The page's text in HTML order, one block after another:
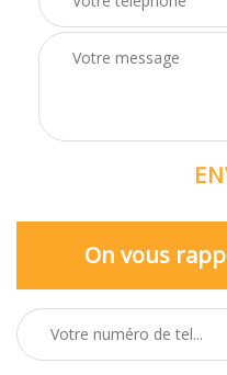
On vous